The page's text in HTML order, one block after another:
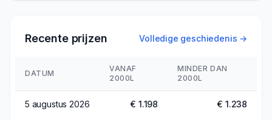
Recente prijzen Volledige geschiedenis →
DATUM
VANAF
2000L
MINDER DAN
2000L
5 augustus 2026 € 1.198 € 1.238